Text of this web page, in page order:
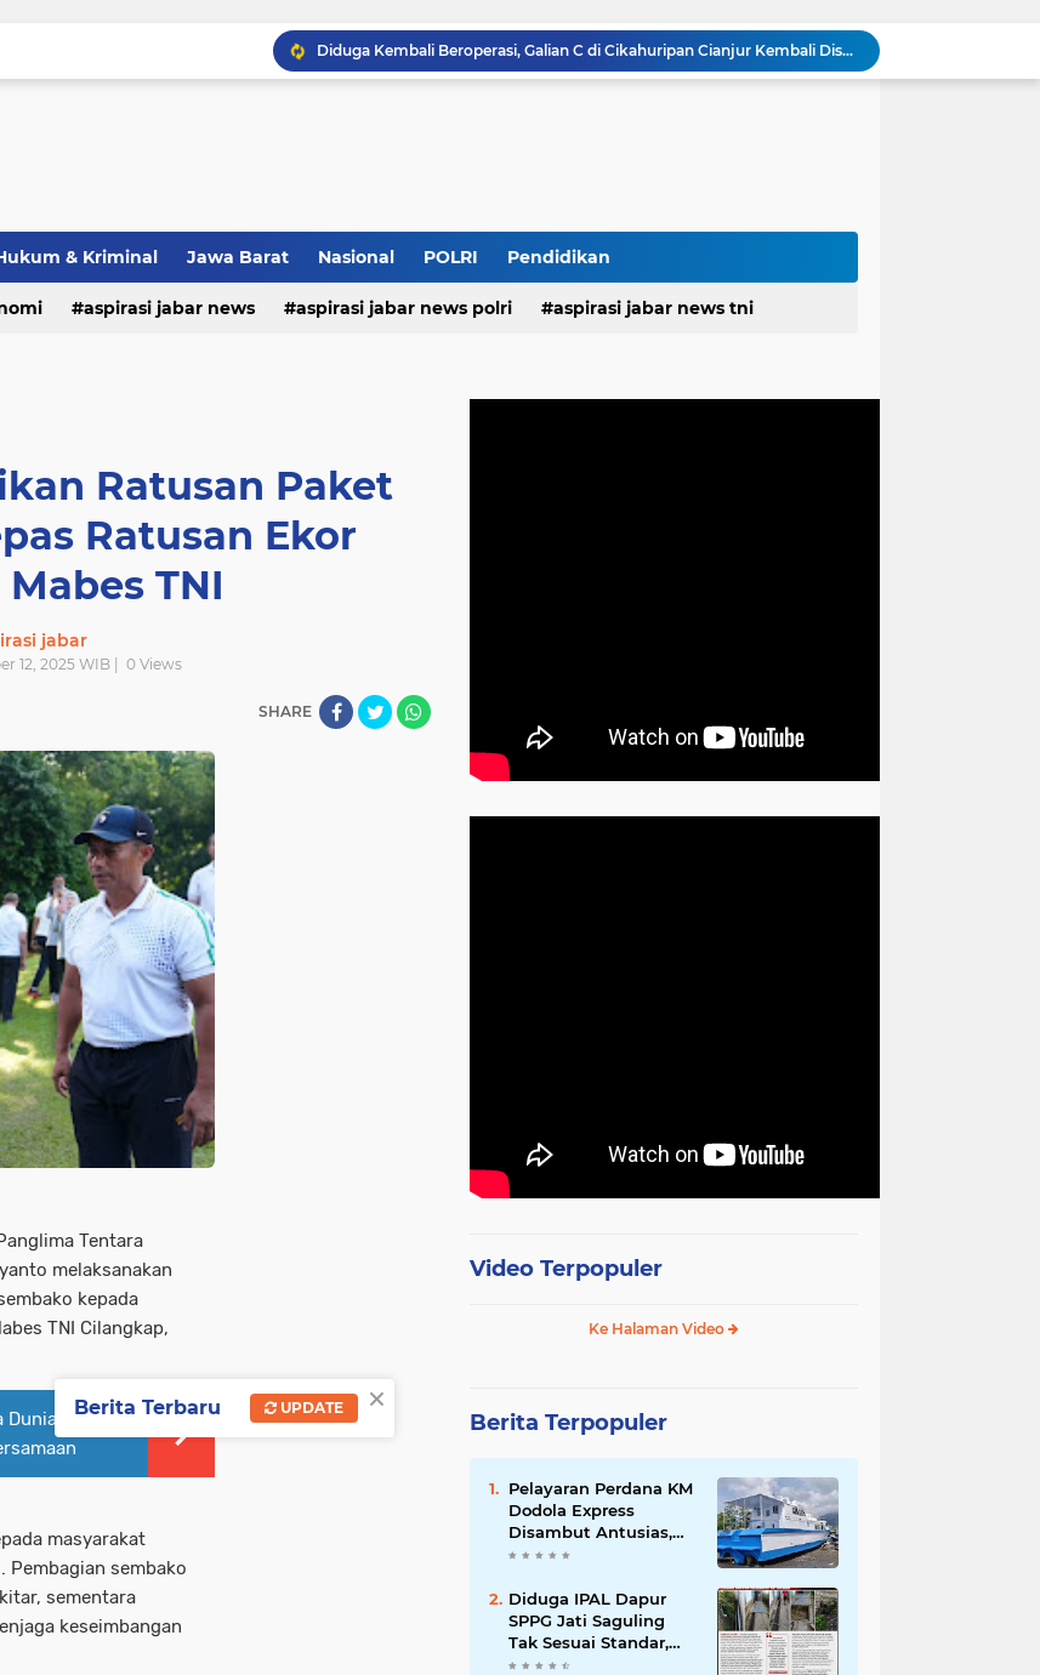
Diduga Kembali Beroperasi, Galian C di Cikahuripan Cianjur Kembali Disorot; Isu Intimidasi Wartawan Mencuat
Satgas TMMD Ke-129 Pastikan Kesehatan Warga Masyarakat dan Personel Tetap Prima Demi Suksesnya TMMD di Kampung Sesor
RSUD Cicalengka Gelar Khitanan Gratis Rutin, Layanan Kesehatan Berkualitas Tanpa Beban Biaya
Polda Jabar Bongkar Kasus Ujaran Kebencian Berbasis AI, Pelaku Cari Engagement dan Finansial
Baut dan Besi Bendung Rengrang Dicuri, Bupati : Jangan Main-main dengan Aset Negara yang Menyangkut Nyawa dan Ketahanan Pangan
& Kriminal Jawa Barat Nasional POLRI Pendidikan
aspirasi jabar news aspirasi jabar news polri aspirasi jabar news tni
Ratusan Paket
Ratusan Ekor
TNI
jabar
12, 2025 WIB | 0 Views
SHARE
Tentara
melaksanakan
kepada
TNI Cilangkap,
Dunia 2026 di
masyarakat
Pembagian sembako
sementara
keseimbangan
Video Terpopuler
Ke Halaman Video
Berita Terpopuler
Pelayaran Perdana KM
Dodola Express
Disambut Antusias,
Baling-Baling Segera
Diduga IPAL Dapur
SPPG Jati Saguling
Tak Sesuai Standar,
Warga Keluhkan
×
Berita Terbaru UPDATE